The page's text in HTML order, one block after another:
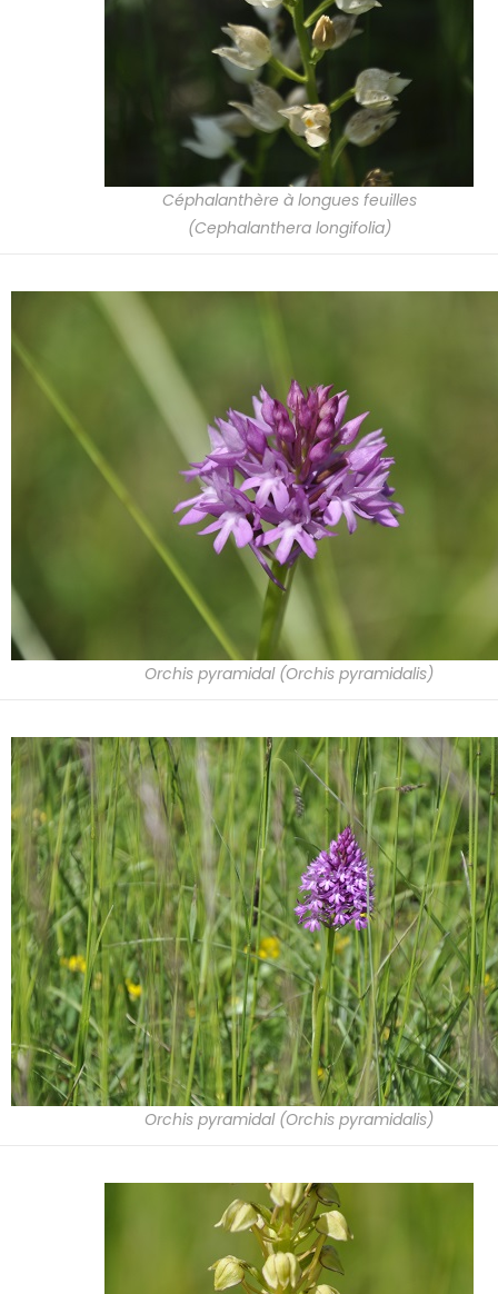
Céphalanthère à longues feuilles
(Cephalanthera longifolia)
Orchis pyramidal (Orchis pyramidalis)
Orchis pyramidal (Orchis pyramidalis)